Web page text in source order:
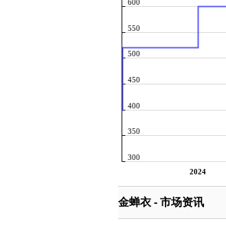
2024
300
350
400
450
500
550
600
金蝉衣 - 市场资讯